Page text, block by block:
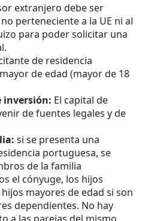
extranjero debe ser
perteneciente a la UE ni al
para poder solicitar una
de residencia
de edad (mayor de 18
inversión: El capital de
de fuentes legales y de
si se presenta una
portuguesa, se
de la familia
el cónyuge, los hijos
mayores de edad si son
dependientes. No hay